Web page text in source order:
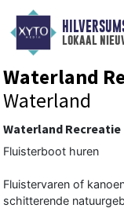
lokaal
Waterland
Waterland
Waterland Recreatie
Fluisterboot huren
Fluistervaren of
schitterende